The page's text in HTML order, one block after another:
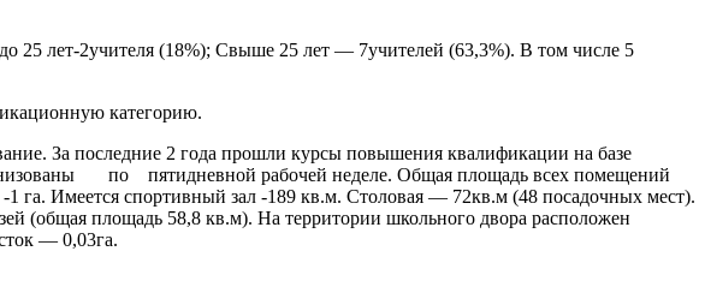
25 лет-2учителя (18%); Свыше 25 лет — 7учителей (63,3%). В том числе 5
категорию.
За последние 2 года прошли курсы повышения квалификации на базе
по пятидневной рабочей неделе. Общая площадь всех помещений
га. Имеется спортивный зал -189 кв.м. Столовая — 72кв.м (48 посадочных мест).
(общая площадь 58,8 кв.м). На территории школьного двора расположен
— 0,03га.